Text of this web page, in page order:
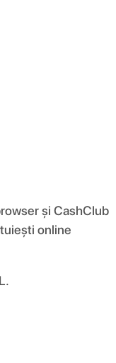
și CashClub
online